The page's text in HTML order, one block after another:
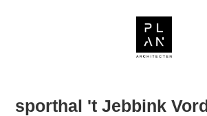
sporthal 't Jebbink